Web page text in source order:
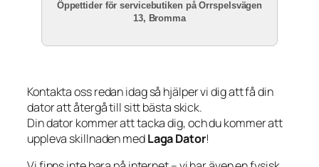
Öppettider för servicebutiken på Orrspelsvägen
13, Bromma
Kontakta oss redan idag så hjälper vi dig att få din
dator att återgå till sitt bästa skick.
Din dator kommer att tacka dig, och du kommer att
uppleva skillnaden medLaga Dator!